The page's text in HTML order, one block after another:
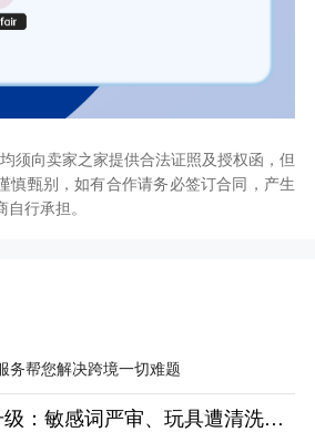
须向卖家之家提供合法证照及授权函，但
慎甄别，如有合作请务必签订合同，产生
行承担。
务帮您解决跨境一切难题
亚马逊合规风暴升级：敏感词严审、玩具遭清洗、误判频发，卖家承压转型